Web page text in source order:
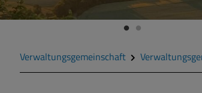
Verwaltungsgemeinschaft